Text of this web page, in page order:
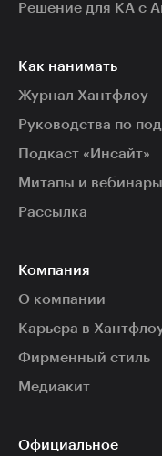
Решение для КА с
Как нанимать
Журнал Хантфлоу
Руководства по
Подкаст «Инсайт»
Митапы и вебинары
Рассылка
Компания
О компании
Карьера в
Фирменный стиль
Медиакит
Официальное